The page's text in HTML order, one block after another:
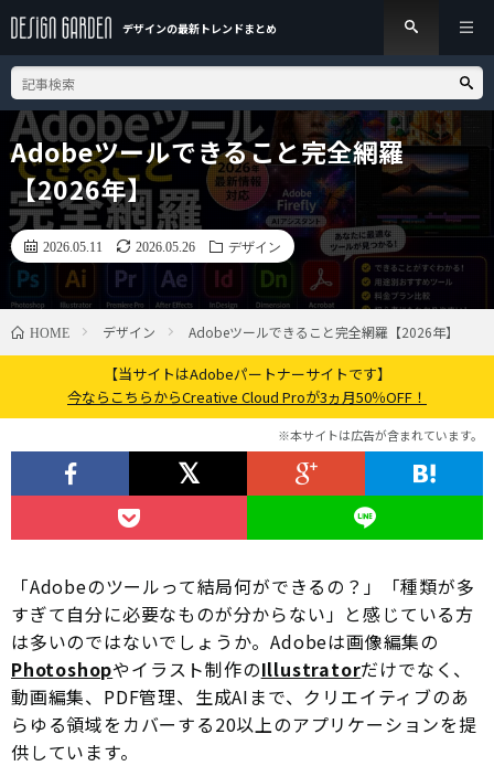
デザインの最新トレンドまとめ
Adobeツールできること完全網羅
【2026年】
2026.05.11 2026.05.26 デザイン
HOME デザイン Adobeツールできること完全網羅【2026年】
【当サイトはAdobeパートナーサイトです】
今ならこちらからCreative Cloud Proが3ヵ月50％OFF！
※本サイトは広告が含まれています。
「Adobeのツールって結局何ができるの？」「種類が多
すぎて自分に必要なものが分からない」と感じている方
は多いのではないでしょうか。Adobeは画像編集の
Photoshopやイラスト制作のIllustratorだけでなく、
動画編集、PDF管理、生成AIまで、クリエイティブのあ
らゆる領域をカバーする20以上のアプリケーションを提
供しています。